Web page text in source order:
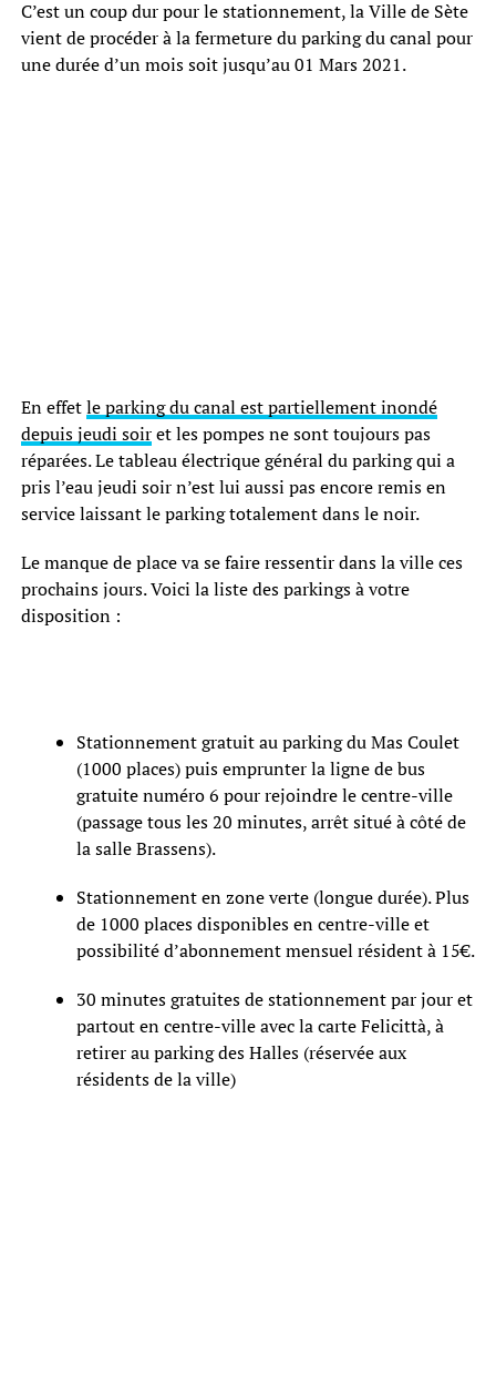
C’est un coup dur pour le stationnement, la Ville de Sète
vient de procéder à la fermeture du parking du canal pour
une durée d’un mois soit jusqu’au 01 Mars 2021.
En effetle parking du canal est partiellement inondé
depuis jeudi soiret les pompes ne sont toujours pas
réparées. Le tableau électrique général du parking qui a
pris l’eau jeudi soir n’est lui aussi pas encore remis en
service laissant le parking totalement dans le noir.
Le manque de place va se faire ressentir dans la ville ces
prochains jours. Voici la liste des parkings à votre
disposition :
Stationnement gratuit au parking du Mas Coulet
(1000 places) puis emprunter la ligne de bus
gratuite numéro 6 pour rejoindre le centre-ville
(passage tous les 20 minutes, arrêt situé à côté de
la salle Brassens).
Stationnement en zone verte (longue durée). Plus
de 1000 places disponibles en centre-ville et
possibilité d’abonnement mensuel résident à 15€.
30 minutes gratuites de stationnement par jour et
partout en centre-ville avec la carte Felicittà, à
retirer au parking des Halles (réservée aux
résidents de la ville)